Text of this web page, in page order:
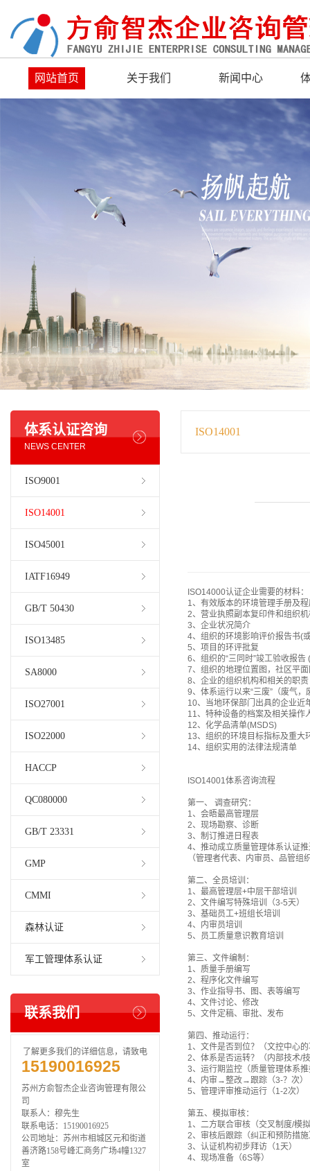
网站首页 关于我们 新闻中心
体系认证咨询
NEWS CENTER
ISO9001
ISO14001
ISO45001
IATF16949
GB/T 50430
ISO13485
SA8000
ISO27001
ISO22000
HACCP
QC080000
GB/T 23331
GMP
CMMI
森林认证
军工管理体系认证
联系我们
了解更多我们的详细信息，请致电
15190016925
苏州方俞智杰企业咨询管理有限公
司
联系人：穆先生
联系电话：15190016925
公司地址：苏州市相城区元和街道
善济路158号峰汇商务广场4幢1327
室
ISO14001
ISO14000认证企业需要的材料：
1、有效版本的环境管理手册及
2、营业执照副本复印件和组织
3、企业状况简介
4、组织的环境影响评价报告书(
5、项目的环评批复
6、组织的“三同时”竣工验收报
7、组织的地理位置图，社区平
8、企业的组织机构和相关的职责
9、体系运行以来“三废”（废气
10、当地环保部门出具的企业近
11、特种设备的档案及相关操作
12、化学品清单(MSDS)
13、组织的环境目标指标及重大
14、组织实用的法律法规清单
ISO14001体系咨询流程
第一、 调查研究：
1、会晤最高管理层
2、现场勘察、诊断
3、制订推进日程表
4、推动成立质量管理体系认证
（管理者代表、内审员、品管组
第二、全员培训：
1、最高管理层+中层干部培训
2、文件编写特殊培训（3-5天）
3、基础员工+班组长培训
4、内审员培训
5、员工质量意识教育培训
第三、文件编制：
1、质量手册编写
2、程序化文件编写
3、作业指导书、图、表等编写
4、文件讨论、修改
5、文件定稿、审批、发布
第四、推动运行：
1、文件是否到位？（文控中心
2、体系是否运转？（内部技术/
3、运行期监控（质量管理体系
4、内审→整改→跟踪（3-？次）
5、管理评审推动运行（1-2次）
第五、模拟审核：
1、二方联合审核（交叉制度/模
2、审核后跟踪（纠正和预防措
3、认证机构初步拜访（1天）
4、现场准备（6S等）